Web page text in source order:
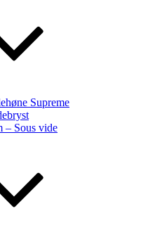
Supreme
– Sous vide